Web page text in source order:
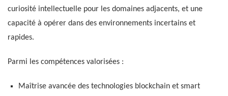
curiosité intellectuelle pour les domaines adjacents, et une
capacité à opérer dans des environnements incertains et
rapides.
Parmi les compétences valorisées :
Maîtrise avancée des technologies blockchain et smart